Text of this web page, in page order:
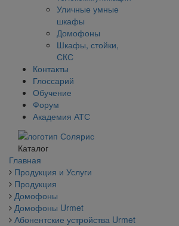
Уличные умные
шкафы
Домофоны
Шкафы, стойки,
СКС
Контакты
Глоссарий
Обучение
Форум
Академия АТС
Каталог
Главная
Продукция и Услуги
Продукция
Домофоны
Домофоны Urmet
Абонентские устройства Urmet